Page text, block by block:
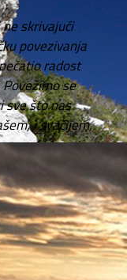
skrivajući
povezivanja
radost
se
sve što nas
i svačijem,